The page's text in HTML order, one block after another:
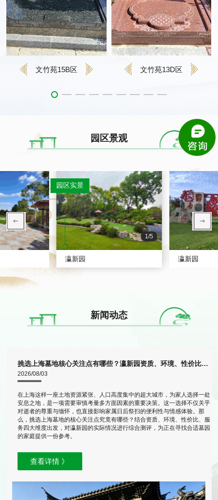
文竹苑15B区 文竹苑13D区
园区景观
瀛新园
园区实景
1/5
瀛新园
新闻动态
挑选上海墓地核心关注点有哪些？瀛新园资质、环境、性价比综合测评
2026/08/03
在上海这样一座土地资源紧张、人口高度集中的超大城市，为家人选择一处
安息之地，是一项需要审慎考量多方面因素的重要决策。这一选择不仅关乎
对逝者的尊重与缅怀，也直接影响家属日后祭扫的便利性与情感体验。那
么，挑选上海墓地的核心关注点究竟有哪些？结合资质、环境、性价比、服
务四大维度出发，对瀛新园的实际情况进行综合测评，为正在寻找合适墓园
的家庭提供一份参考。
查看详情 》